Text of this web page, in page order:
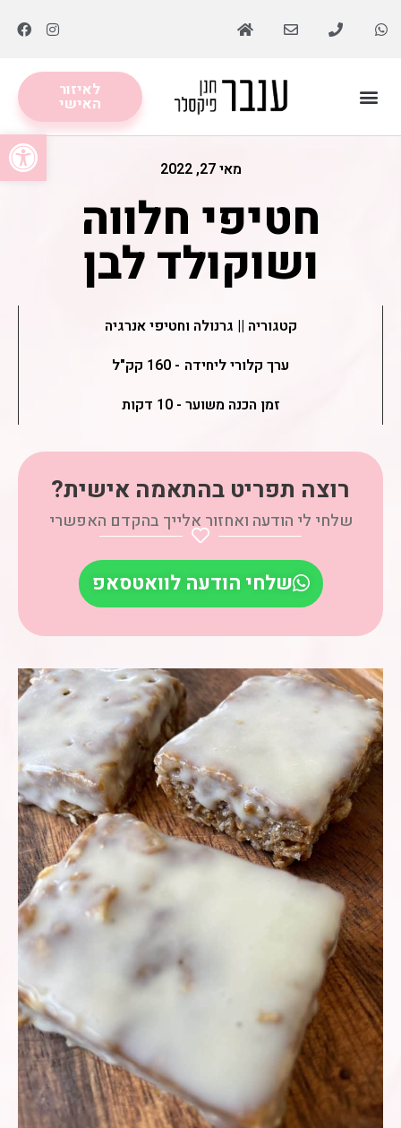
לאיזור
האישי
מאי 27, 2022
חטיפי חלווה
ושוקולד לבן
קטגוריה || גרנולה וחטיפי אנרגיה
ערך קלורי ליחידה - 160 קק"ל
זמן הכנה משוער - 10 דקות
רוצה תפריט בהתאמה אישית?
שלחי לי הודעה ואחזור אלייך בהקדם האפשרי
שלחי הודעה לוואטסאפ
פתח